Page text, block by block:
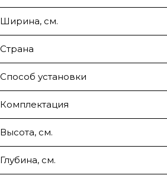
Ширина, см.
Страна
Способ установки
Комплектация
Высота, см.
Глубина, см.